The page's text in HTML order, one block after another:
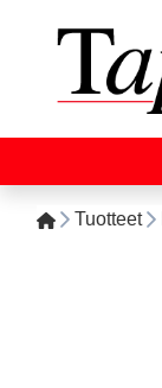
Tuotteet